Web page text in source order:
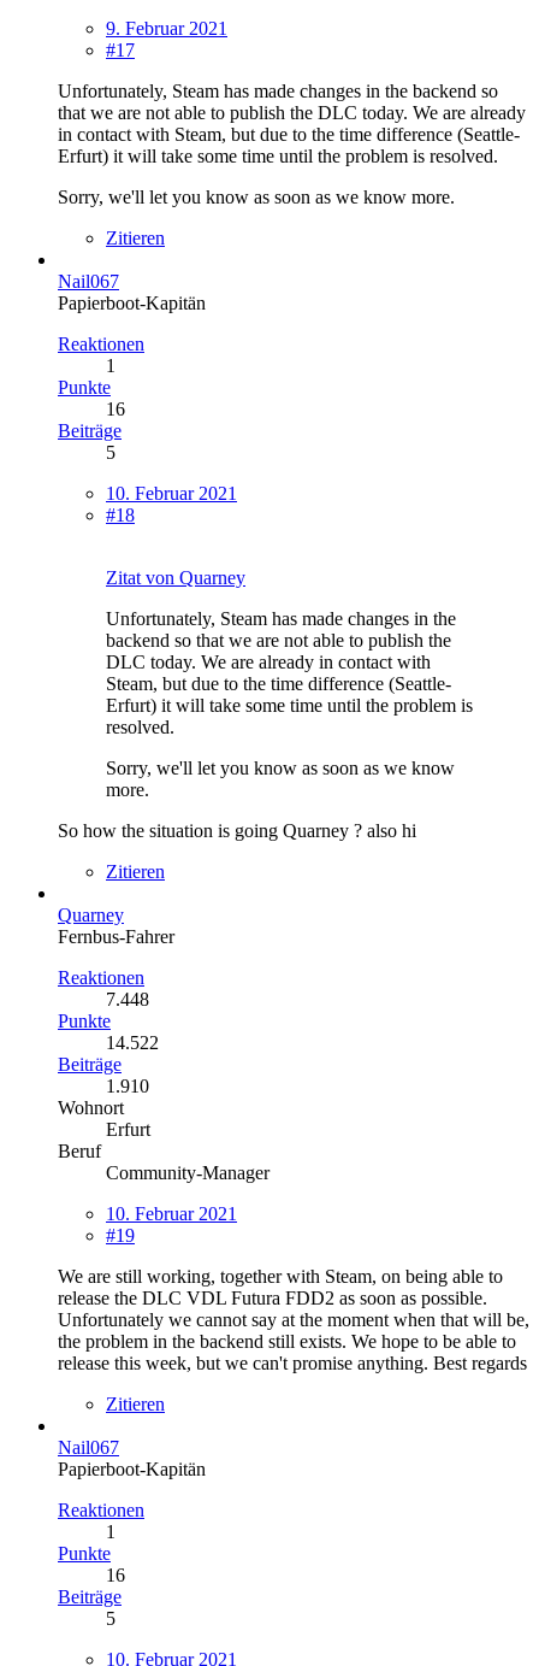
9. Februar 2021
#17
Unfortunately, Steam has made changes in the backend so
that we are not able to publish the DLC today. We are already
in contact with Steam, but due to the time difference (Seattle-
Erfurt) it will take some time until the problem is resolved.
Sorry, we'll let you know as soon as we know more.
Zitieren
Nail067
Papierboot-Kapitän
Reaktionen
1
Punkte
16
Beiträge
5
10. Februar 2021
#18
Zitat von Quarney
Unfortunately, Steam has made changes in the
backend so that we are not able to publish the
DLC today. We are already in contact with
Steam, but due to the time difference (Seattle-
Erfurt) it will take some time until the problem is
resolved.
Sorry, we'll let you know as soon as we know
more.
So how the situation is going Quarney ? also hi
Zitieren
Quarney
Fernbus-Fahrer
Reaktionen
7.448
Punkte
14.522
Beiträge
1.910
Wohnort
Erfurt
Beruf
Community-Manager
10. Februar 2021
#19
We are still working, together with Steam, on being able to
release the DLC VDL Futura FDD2 as soon as possible.
Unfortunately we cannot say at the moment when that will be,
the problem in the backend still exists. We hope to be able to
release this week, but we can't promise anything. Best regards
Zitieren
Nail067
Papierboot-Kapitän
Reaktionen
1
Punkte
16
Beiträge
5
10. Februar 2021